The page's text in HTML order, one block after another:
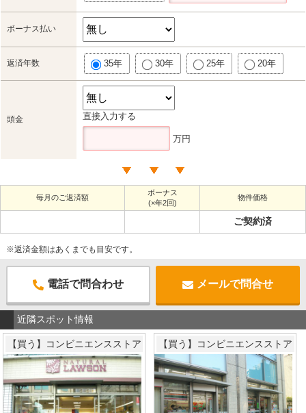
ボーナス払い
返済年数 35年 30年 25年 20年
頭金 直接入力する
万円
毎月のご返済額
ボーナス
(×年2回)
物件価格
ご契約済
※返済金額はあくまでも目安です。
電話で問合わせ メールで問合せ
近隣スポット情報
【買う】コンビニエンスストア 【買う】コンビニエンスストア